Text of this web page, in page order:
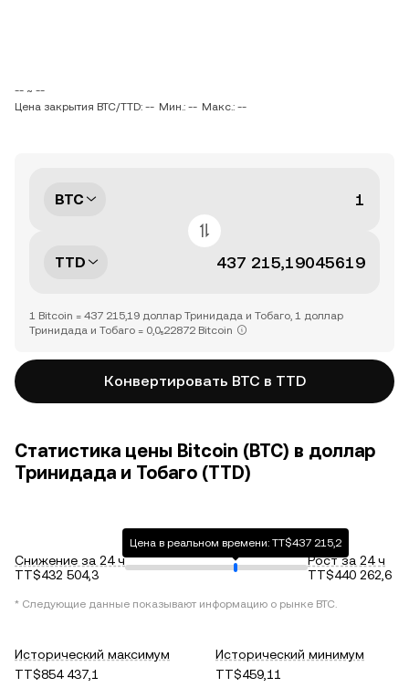
-- ~ --
Цена закрытия BTC/TTD: -- Мин.: -- Макс.: --
BTC
TTD
1 Bitcoin = 437 215,19 доллар Тринидада и Тобаго, 1 доллар
Тринидада и Тобаго = 0,0₅22872 Bitcoin
Конвертировать BTC в TTD
Статистика цены Bitcoin (BTC) в доллар
Тринидада и Тобаго (TTD)
Снижение за 24 ч
TT$432 504,3
Цена в реальном времени: TT$437 215,2
Рост за 24 ч
TT$440 262,6
* Следующие данные показывают информацию о рынке BTC.
Исторический максимум
TT$854 437,1
Исторический минимум
TT$459,11